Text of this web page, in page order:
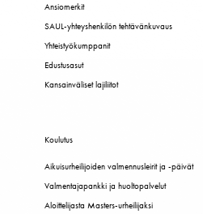
Ansiomerkit
SAUL-yhteyshenkilön tehtävänkuvaus
Yhteistyökumppanit
Edustusasut
Kansainväliset lajiliitot
Koulutus
Aikuisurheilijoiden valmennusleirit ja -päivät
Valmentajapankki ja huoltopalvelut
Aloittelijasta Masters-urheilijaksi